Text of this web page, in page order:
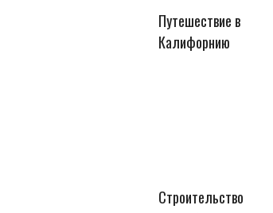
Путешествие в
Калифорнию
Строительство